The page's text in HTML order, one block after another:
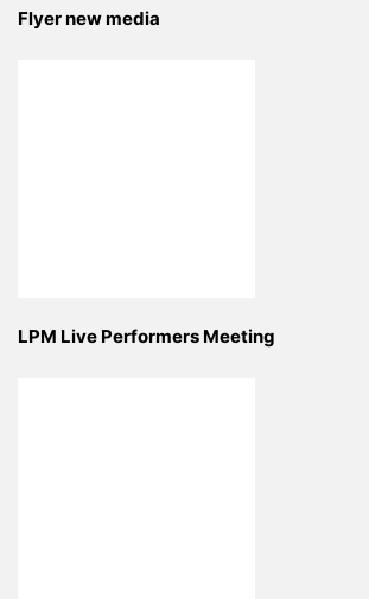
Flyer new media
LPM Live Performers Meeting